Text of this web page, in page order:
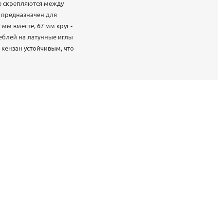
скрепляются между
для
вместе, 67 мм круг -
на латунные иглы
устойчивым, что